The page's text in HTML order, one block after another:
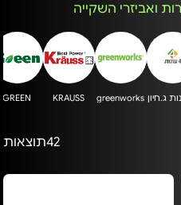
ואביזרי השקייה
greenworks
KRAUSS
GREEN
42תוצאות